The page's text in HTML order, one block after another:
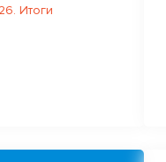
Итоги